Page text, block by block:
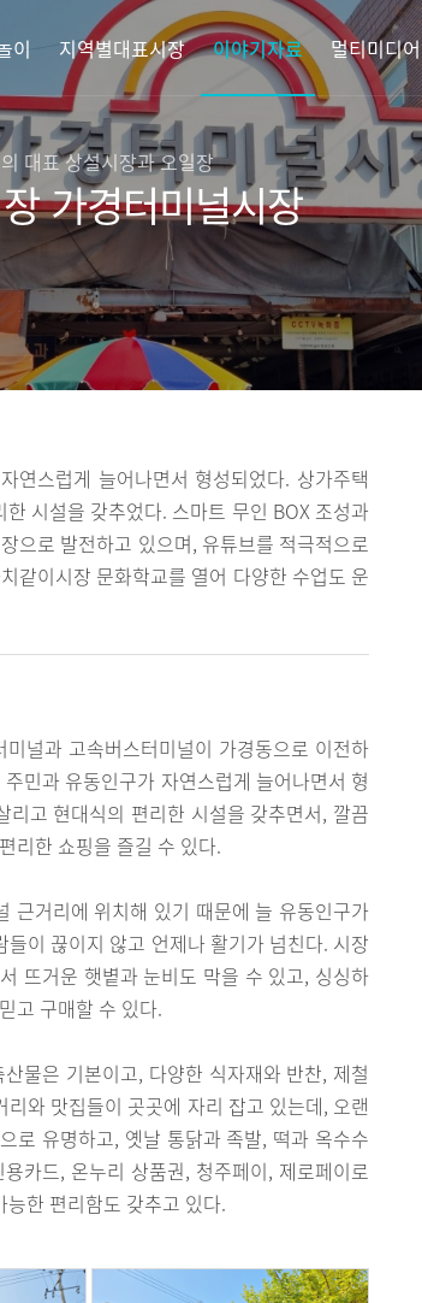
이 지역별대표시장 이야기자료 멀티미디어
대표 상설시장과 오일장
가경터미널시장
연스럽게 늘어나면서 형성되었다. 상가주택
시설을 갖추었다. 스마트 무인 BOX 조성과
으로 발전하고 있으며, 유튜브를 적극적으로
같이시장 문화학교를 열어 다양한 수업도 운
널과 고속버스터미널이 가경동으로 이전하
민과 유동인구가 자연스럽게 늘어나면서 형
고 현대식의 편리한 시설을 갖추면서, 깔끔
리한 쇼핑을 즐길 수 있다.
근거리에 위치해 있기 때문에 늘 유동인구가
이 끊이지 않고 언제나 활기가 넘친다. 시장
뜨거운 햇볕과 눈비도 막을 수 있고, 싱싱하
고 구매할 수 있다.
물은 기본이고, 다양한 식자재와 반찬, 제철
와 맛집들이 곳곳에 자리 잡고 있는데, 오랜
로 유명하고, 옛날 통닭과 족발, 떡과 옥수수
카드, 온누리 상품권, 청주페이, 제로페이로
한 편리함도 갖추고 있다.